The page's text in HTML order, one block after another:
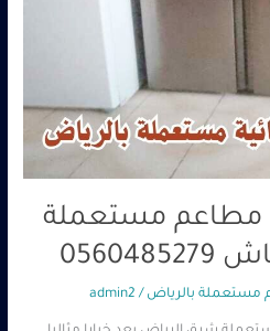
مطاعم مستعملة
مستعملة بالرياض /
admin2